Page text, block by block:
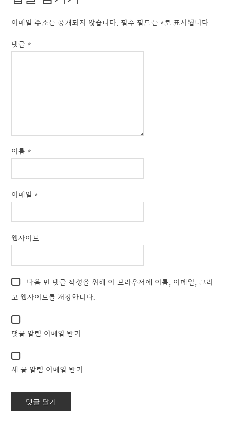
이메일 주소는 공개되지 않습니다. 필수 필드는 *로 표시됩니다
댓글 *
이름 *
이메일 *
웹사이트
다음 번 댓글 작성을 위해 이 브라우저에 이름, 이메일, 그리
고 웹사이트를 저장합니다.
댓글 알림 이메일 받기
새 글 알림 이메일 받기